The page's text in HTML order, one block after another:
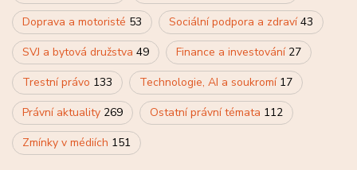
Doprava a motoristé 53 Sociální podpora a zdraví43
SVJ a bytová družstva 49 Finance a investování 27
Trestní právo 133 Technologie, AI a soukromí 17
Právní aktuality 269 Ostatní právní témata 112
Zmínky v médiích 151